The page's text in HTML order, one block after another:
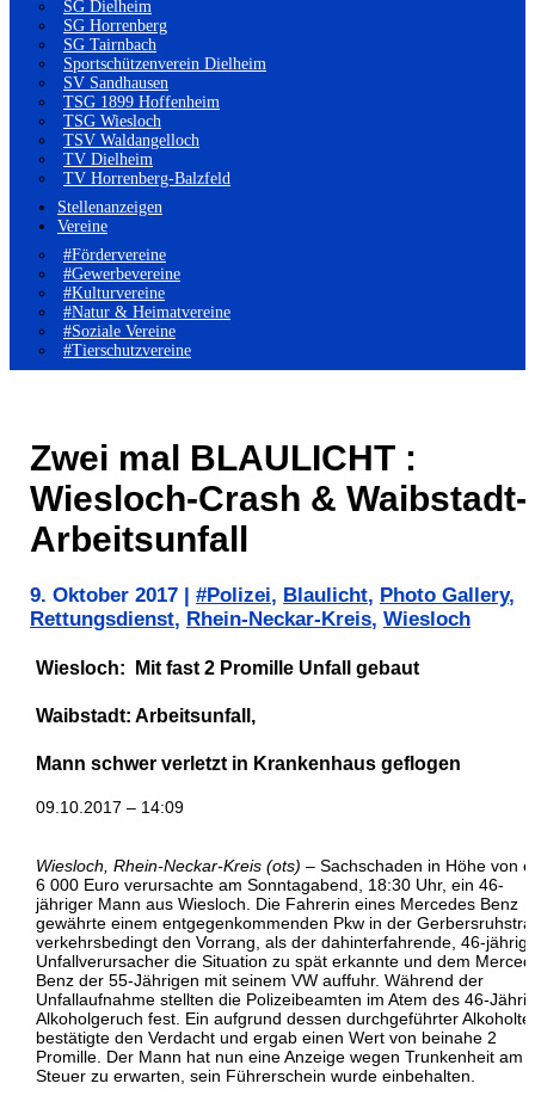
SG Dielheim
SG Horrenberg
SG Tairnbach
Sportschützenverein Dielheim
SV Sandhausen
TSG 1899 Hoffenheim
TSG Wiesloch
TSV Waldangelloch
TV Dielheim
TV Horrenberg-Balzfeld
Stellenanzeigen
Vereine
#Fördervereine
#Gewerbevereine
#Kulturvereine
#Natur & Heimatvereine
#Soziale Vereine
#Tierschutzvereine
Zwei mal BLAULICHT :
Wiesloch-Crash & Waibstadt-
Arbeitsunfall
9. Oktober 2017 #Polizei, Blaulicht, Photo Gallery,
Rettungsdienst, Rhein-Neckar-Kreis, Wiesloch
Wiesloch: Mit fast 2 Promille Unfall gebaut
Waibstadt: Arbeitsunfall,
Mann schwer verletzt in Krankenhaus geflogen
09.10.2017 – 14:09
Wiesloch, Rhein-Neckar-Kreis (ots) – Sachschaden in Höhe von
6 000 Euro verursachte am Sonntagabend, 18:30 Uhr, ein 46-
jähriger Mann aus Wiesloch. Die Fahrerin eines Mercedes Benz
gewährte einem entgegenkommenden Pkw in der
verkehrsbedingt den Vorrang, als der dahinterfahrende, 46-
Unfallverursacher die Situation zu spät erkannte und dem
Benz der 55-Jährigen mit seinem VW auffuhr. Während der
Unfallaufnahme stellten die Polizeibeamten im Atem des 46-
Alkoholgeruch fest. Ein aufgrund dessen durchgeführter
bestätigte den Verdacht und ergab einen Wert von beinahe 2
Promille. Der Mann hat nun eine Anzeige wegen Trunkenheit am
Steuer zu erwarten, sein Führerschein wurde einbehalten.